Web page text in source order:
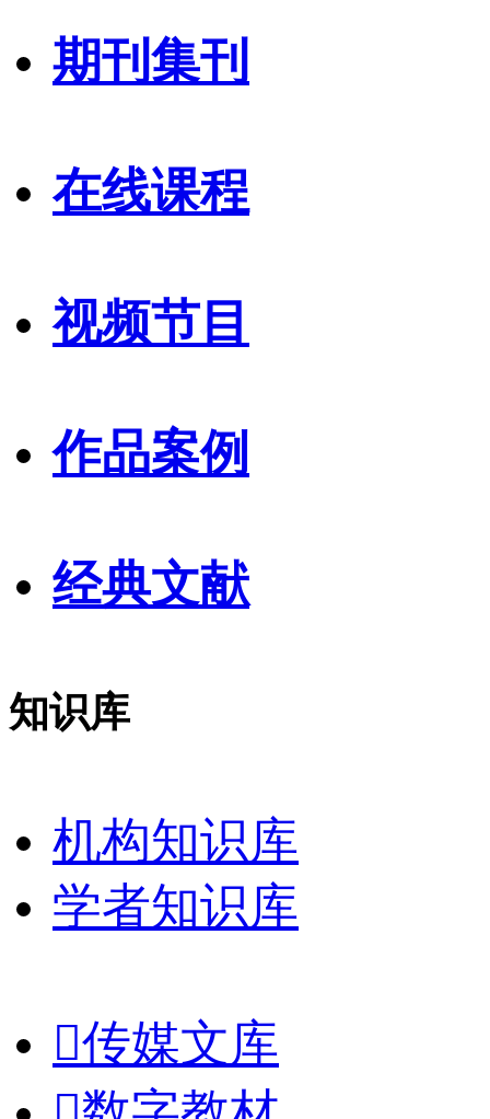
期刊集刊
在线课程
视频节目
作品案例
经典文献
知识库
机构知识库
学者知识库
传媒文库